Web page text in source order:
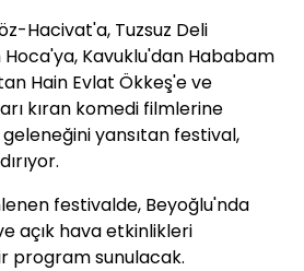
Hacivat'a, Tuzsuz Deli
Kavuklu'dan Hababam
Hain Evlat Ökkeş'e ve
kıran komedi filmlerine
yansıtan festival,
festivalde, Beyoğlu'nda
açık hava etkinlikleri
program sunulacak.